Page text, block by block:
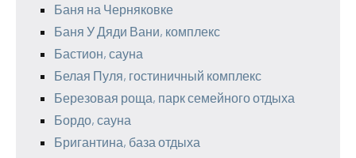
Баня на Черняковке
Баня У Дяди Вани, комплекс
Бастион, сауна
Белая Пуля, гостиничный комплекс
Березовая роща, парк семейного отдыха
Бордо, сауна
Бригантина, база отдыха